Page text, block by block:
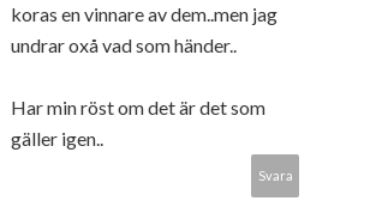
koras en vinnare av dem..men jag
undrar oxå vad som händer..
Har min röst om det är det som
gäller igen..
Svara